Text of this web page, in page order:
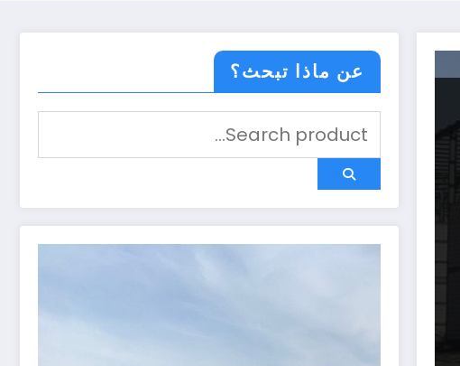
عن ماذا تبحث؟